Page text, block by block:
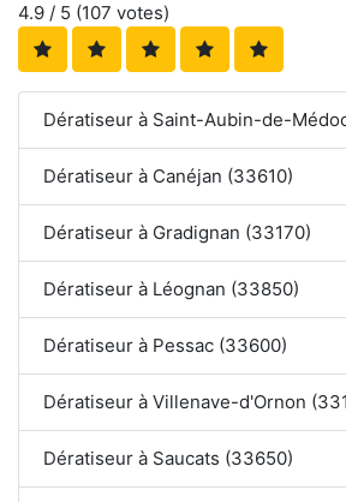
4.9 / 5 (107 votes)
Dératiseur à Saint-Aubin-de-
Dératiseur à Canéjan (33610)
Dératiseur à Gradignan (33170)
Dératiseur à Léognan (33850)
Dératiseur à Pessac (33600)
Dératiseur à Villenave-d'Ornon
Dératiseur à Saucats (33650)